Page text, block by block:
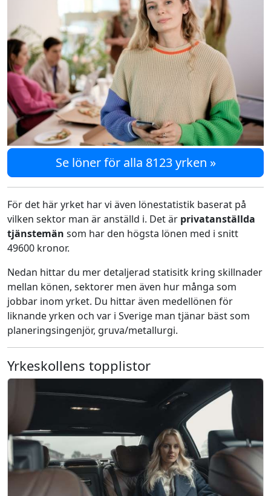
Se löner för alla 8123 yrken »
För det här yrket har vi även lönestatistik baserat på
vilken sektor man är anställd i. Det är privatanställda
tjänstemän som har den högsta lönen med i snitt
49600 kronor.
Nedan hittar du mer detaljerad statisitk kring skillnader
mellan könen, sektorer men även hur många som
jobbar inom yrket. Du hittar även medellönen för
liknande yrken och var i Sverige man tjänar bäst som
planeringsingenjör, gruva/metallurgi.
Yrkeskollens topplistor